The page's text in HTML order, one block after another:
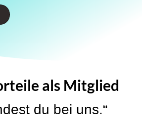
als Mitglied
du bei uns.“